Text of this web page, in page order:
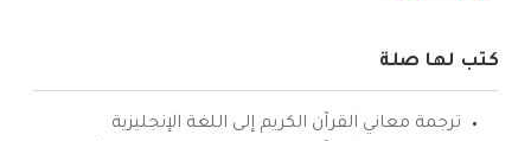
كتب لها صلة
ترجمة معاني القرآن الكريم إلى اللغة الإنجليزية